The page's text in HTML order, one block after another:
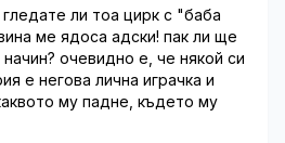
ли тоа цирк с "баба
ме ядоса адски! пак ли ще
очевидно е, че някой си
е негова лична играчка и
му падне, където му